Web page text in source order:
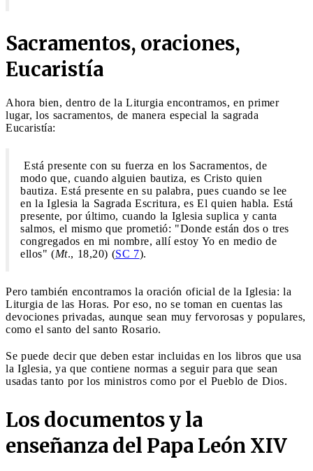
Sacramentos, oraciones,
Eucaristía
Ahora bien, dentro de la Liturgia encontramos, en primer
lugar, los sacramentos, de manera especial la sagrada
Eucaristía:
Está presente con su fuerza en los Sacramentos, de
modo que, cuando alguien bautiza, es Cristo quien
bautiza. Está presente en su palabra, pues cuando se lee
en la Iglesia la Sagrada Escritura, es El quien habla. Está
presente, por último, cuando la Iglesia suplica y canta
salmos, el mismo que prometió: "Donde están dos o tres
congregados en mi nombre, allí estoy Yo en medio de
ellos" (Mt., 18,20) (SC 7).
Pero también encontramos la oración oficial de la Iglesia: la
Liturgia de las Horas. Por eso, no se toman en cuentas las
devociones privadas, aunque sean muy fervorosas y populares,
como el santo del santo Rosario.
Se puede decir que deben estar incluidas en los libros que usa
la Iglesia, ya que contiene normas a seguir para que sean
usadas tanto por los ministros como por el Pueblo de Dios.
Los documentos y la
enseñanza del Papa León XIV